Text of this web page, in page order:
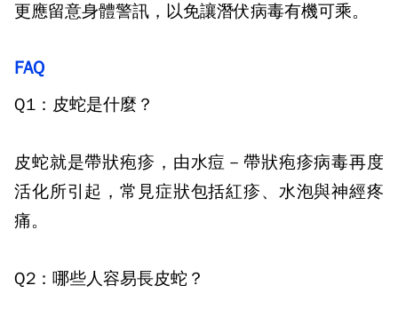
更應留意身體警訊，以免讓潛伏病毒有機可乘。
FAQ
Q1 ：皮蛇是什麼？
皮蛇就是帶狀疱疹，由水痘－帶狀疱疹病毒再度
活化所引起，常見症狀包括紅疹、水泡與神經疼
痛。
Q2 ：哪些人容易長皮蛇？